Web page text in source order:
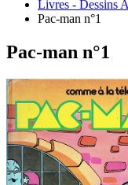
Livres - Dessins
Pac-man n°1
Pac-man n°1